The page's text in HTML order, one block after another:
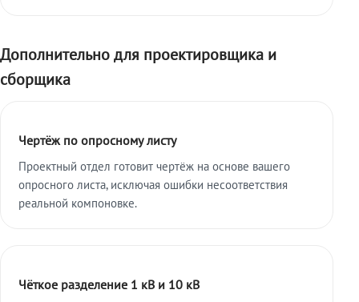
Дополнительно для проектировщика и
сборщика
Чертёж по опросному листу
Проектный отдел готовит чертёж на основе вашего
опросного листа, исключая ошибки несоответствия
реальной компоновке.
Чёткое разделение 1 кВ и 10 кВ